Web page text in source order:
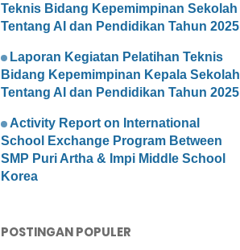
Teknis Bidang Kepemimpinan Sekolah
Tentang AI dan Pendidikan Tahun 2025
Laporan Kegiatan Pelatihan Teknis
Bidang Kepemimpinan Kepala Sekolah
Tentang AI dan Pendidikan Tahun 2025
Activity Report on International
School Exchange Program Between
SMP Puri Artha & Impi Middle School
Korea
POSTINGAN POPULER